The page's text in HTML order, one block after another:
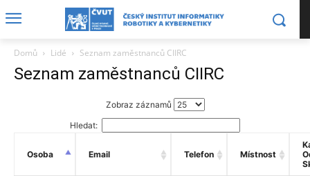
Domů Lidé Seznam zaměstnanců CIIRC
Seznam zaměstnanců CIIRC
Zobraz záznamů
Hledat:
Osoba Email Telefon Místnost